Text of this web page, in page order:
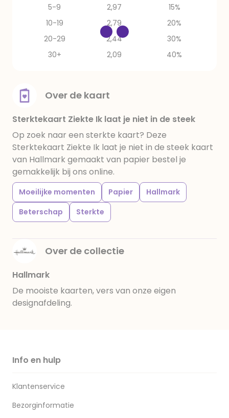
5-9
2,97
15%
10-19
2,79
20%
20-29
2,44
30%
30+
2,09 40%
Over de kaart
Sterktekaart Ziekte Ik laat je niet in de steek
Op zoek naar een sterkte kaart? Deze
Sterktekaart Ziekte Ik laat je niet in de steek kaart
van Hallmark gemaakt van papier bestel je
gemakkelijk bij ons online.
Moeilijke momenten Papier
Hallmark
Beterschap
Sterkte
Over de collectie
Hallmark
De mooiste kaarten, vers van onze eigen
designafdeling.
Info en hulp
Klantenservice
Bezorginformatie